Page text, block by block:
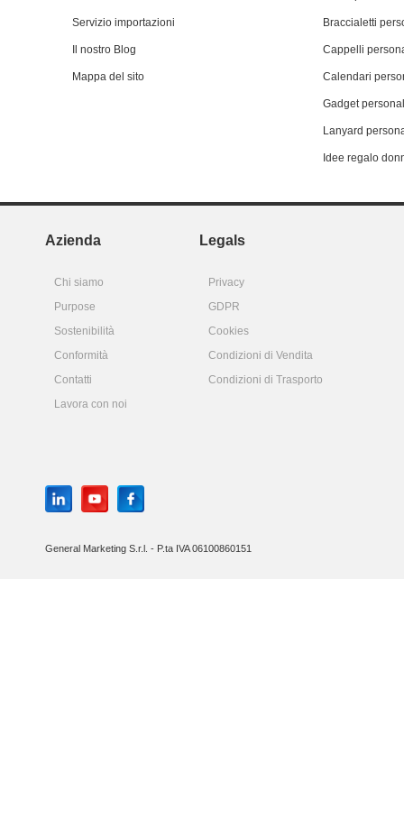
Servizio importazioni
Il nostro Blog
Mappa del sito
Braccialetti
Cappelli
Calendari
Gadget
Lanyard
Idee regalo
Azienda Legals
Chi siamo
Privacy
Purpose
GDPR
Sostenibilità
Cookies
Conformità
Condizioni di Vendita
Contatti
Condizioni di Trasporto
Lavora con noi
General Marketing S.r.l. - P.ta IVA 06100860151